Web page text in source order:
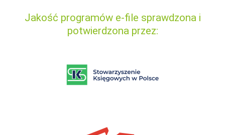
Jakość programów e-file sprawdzona i
potwierdzona przez: